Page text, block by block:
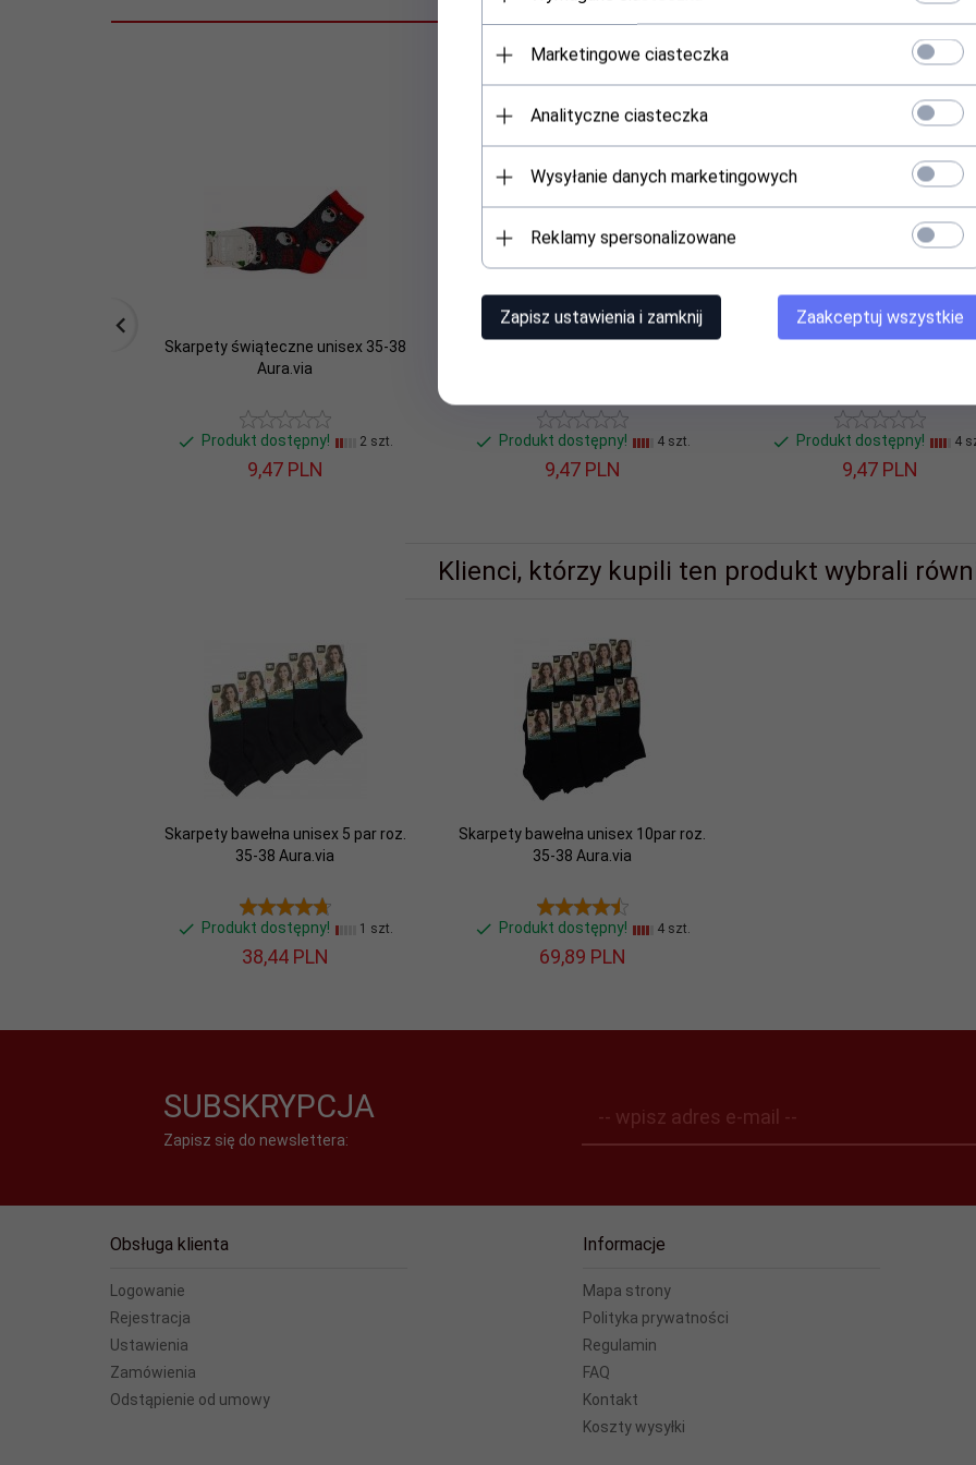
85% bawełny,10% poliamid, 5% elastan
Nowy
Polecamy
Skarpety świąteczne unisex 35-38
Aura.via
Produkt dostępny! 2 szt.
9,47 PLN
Produkt dostępny! 4 szt.
9,47 PLN
Produkt dostępny! 4
9,47 PLN
Klienci, którzy kupili ten produkt wybrali
Skarpety bawełna unisex 5 par roz.
35-38 Aura.via
Produkt dostępny! 1 szt.
38,44 PLN
Skarpety bawełna unisex 10par roz.
35-38 Aura.via
Produkt dostępny! 4 szt.
69,89 PLN
SUBSKRYPCJA
Zapisz się do newslettera:
-- wpisz adres e-mail --
Obsługa klienta
Logowanie
Rejestracja
Ustawienia
Zamówienia
Odstąpienie od umowy
Informacje
Mapa strony
Polityka prywatności
Regulamin
FAQ
Kontakt
Koszty wysyłki
Marketingowe ciasteczka
Analityczne ciasteczka
Wysyłanie danych marketingowych
Reklamy spersonalizowane
Zapisz ustawienia i zamknij Zaakceptuj wszystkie